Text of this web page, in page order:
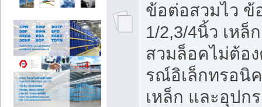
ข้อต่อสวมไว ข้
1/2,3/4นิ้ว เหล็
สวมล็อคไม่ต้อ
รณ์อิเล็กทรอนิ
เหล็ก และอุปก